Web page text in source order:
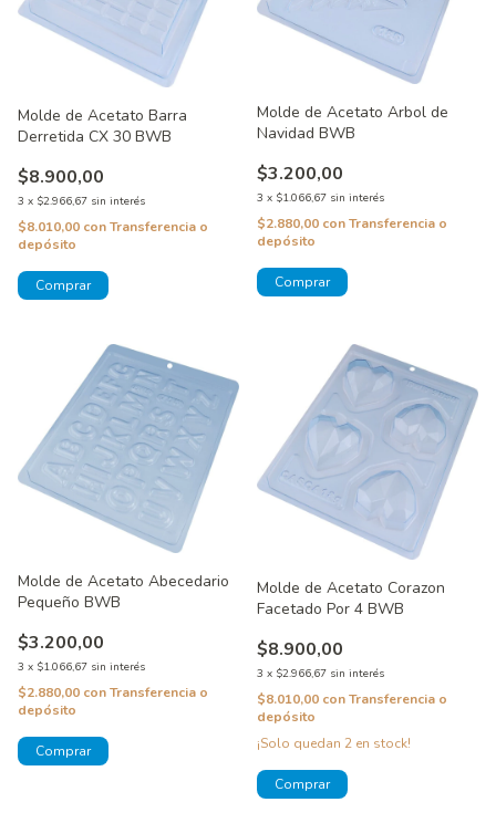
Molde de Acetato Barra
Derretida CX 30 BWB
$8.900,00
3 x $2.966,67 sin interés
$8.010,00 conTransferencia o
depósito
Molde de Acetato Arbol de
Navidad BWB
$3.200,00
3 x $1.066,67 sin interés
$2.880,00 conTransferencia o
depósito
Molde de Acetato Abecedario
Pequeño BWB
$3.200,00
3 x $1.066,67 sin interés
$2.880,00 conTransferencia o
depósito
Molde de Acetato Corazon
Facetado Por 4 BWB
$8.900,00
3 x $2.966,67 sin interés
$8.010,00 conTransferencia o
depósito
¡Solo quedan 2 en stock!